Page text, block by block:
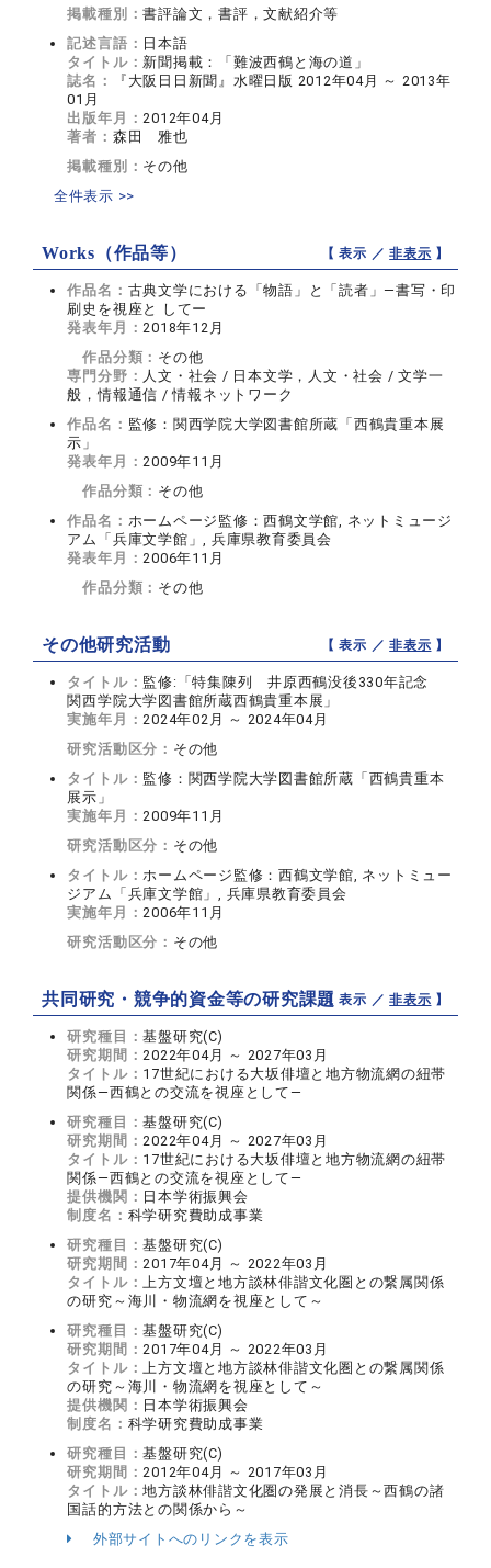
掲載種別：書評論文，書評，文献紹介等
記述言語： 日本語
タイトル： 新聞掲載：「難波西鶴と海の道」
誌名：
『大阪日日新聞』水曜日版 2012年04月 ～ 2013年
01月
出版年月：2012年04月
著者： 森田 雅也
掲載種別： その他
全件表示 >>
Works（作品等） 【 表示 ／非表示 】
作品名： 古典文学における「物語」と「読者」―書写・印
刷史を視座と してー
発表年月：2018年12月
作品分類： その他
専門分野： 人文・社会 / 日本文学，人文・社会 / 文学一
般，情報通信 / 情報ネットワーク
作品名： 監修：関西学院大学図書館所蔵「西鶴貴重本展
示」
発表年月：2009年11月
作品分類： その他
作品名： ホームページ監修：西鶴文学館, ネットミュージ
アム「兵庫文学館」, 兵庫県教育委員会
発表年月：2006年11月
作品分類： その他
その他研究活動 【 表示 ／非表示 】
タイトル： 監修:「特集陳列 井原西鶴没後330年記念
関西学院大学図書館所蔵西鶴貴重本展」
実施年月：2024年02月 ～ 2024年04月
研究活動区分： その他
タイトル： 監修：関西学院大学図書館所蔵「西鶴貴重本
展示」
実施年月：2009年11月
研究活動区分： その他
タイトル：ホームページ監修：西鶴文学館, ネットミュー
ジアム「兵庫文学館」, 兵庫県教育委員会
実施年月：2006年11月
研究活動区分： その他
共同研究・競争的資金等の研究課題【 表示 ／非表示 】
研究種目：基盤研究(C)
研究期間：2022年04月 ～ 2027年03月
タイトル： 17世紀における大坂俳壇と地方物流網の紐帯
関係―西鶴との交流を視座として―
研究種目：基盤研究(C)
研究期間：2022年04月 ～ 2027年03月
タイトル： 17世紀における大坂俳壇と地方物流網の紐帯
関係―西鶴との交流を視座として―
提供機関： 日本学術振興会
制度名： 科学研究費助成事業
研究種目：基盤研究(C)
研究期間：2017年04月 ～ 2022年03月
タイトル：上方文壇と地方談林俳諧文化圏との繋属関係
の研究～海川・物流網を視座として～
研究種目：基盤研究(C)
研究期間：2017年04月 ～ 2022年03月
タイトル：上方文壇と地方談林俳諧文化圏との繋属関係
の研究～海川・物流網を視座として～
提供機関： 日本学術振興会
制度名： 科学研究費助成事業
研究種目：基盤研究(C)
研究期間：2012年04月 ～ 2017年03月
タイトル：地方談林俳諧文化圏の発展と消長～西鶴の諸
国話的方法との関係から～
外部サイトへのリンクを表示